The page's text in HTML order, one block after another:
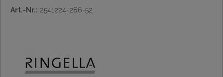
Art.-Nr.: 2541224-286-52